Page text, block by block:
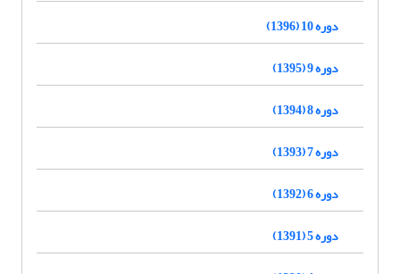
دوره 10 (1396)
دوره 9 (1395)
دوره 8 (1394)
دوره 7 (1393)
دوره 6 (1392)
دوره 5 (1391)